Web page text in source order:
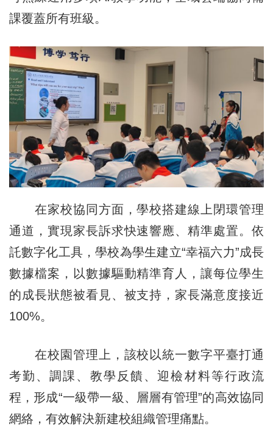
課覆蓋所有班級。
在家校協同方面，學校搭建線上閉環管理
通道，實現家長訴求快速響應、精準處置。依
託數字化工具，學校為學生建立“幸福六力”成長
數據檔案，以數據驅動精準育人，讓每位學生
的成長狀態被看見、被支持，家長滿意度接近
100%。
在校園管理上，該校以統一數字平臺打通
考勤、調課、教學反饋、迎檢材料等行政流
程，形成“一級帶一級、層層有管理”的高效協同
網絡，有效解決新建校組織管理痛點。